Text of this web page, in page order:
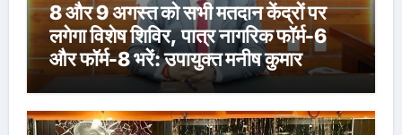
8 और 9 अगस्त को सभी मतदान केंद्रों पर
लगेगा विशेष शिविर, पात्र नागरिक फॉर्म-6
और फॉर्म-8 भरें: उपायुक्त मनीष कुमार